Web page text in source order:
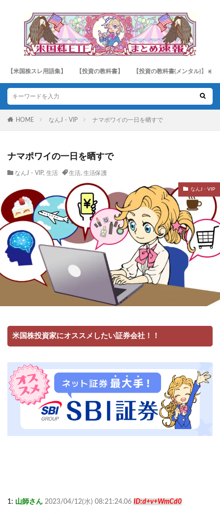
【米国株スレ用語集】 【投資の教科書】 【投資の教科書(メンタル)】
HOME なんJ・VIP ナマポワイの一日を晒すで
ナマポワイの一日を晒すで
なんJ・VIP, 生活 生活, 生活保護
なんJ・VIP
米国株投資家にオススメしたい証券会社！！
1: 山師さん 2023/04/12(水) 08:21:24.06 ID:d+v+WmCd0